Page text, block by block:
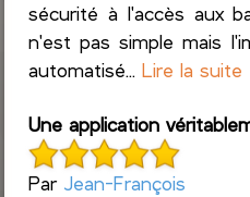
sécurité à l'accès aux
n'est pas simple mais
automatisé...Lire la suite
Une application
Par Jean-François